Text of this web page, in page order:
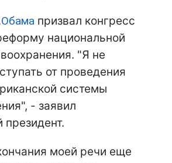
призвал конгресс
национальной
"Я не
от проведения
системы
- заявил
президент.
моей речи еще